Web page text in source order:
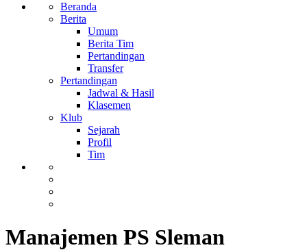
Beranda
Berita
Umum
Berita Tim
Pertandingan
Transfer
Pertandingan
Jadwal & Hasil
Klasemen
Klub
Sejarah
Profil
Tim
Manajemen PS Sleman